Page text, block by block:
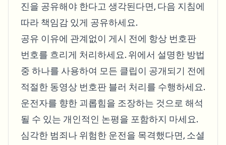
진을 공유해야 한다고 생각된다면, 다음 지침에
따라 책임감 있게 공유하세요.
공유 이유에 관계없이 게시 전에 항상 번호판
번호를 흐리게 처리하세요. 위에서 설명한 방법
중 하나를 사용하여 모든 클립이 공개되기 전에
적절한 동영상 번호판 블러 처리를 수행하세요.
운전자를 향한 괴롭힘을 조장하는 것으로 해석
될 수 있는 개인적인 논평을 포함하지 마세요.
심각한 범죄나 위험한 운전을 목격했다면, 소셜